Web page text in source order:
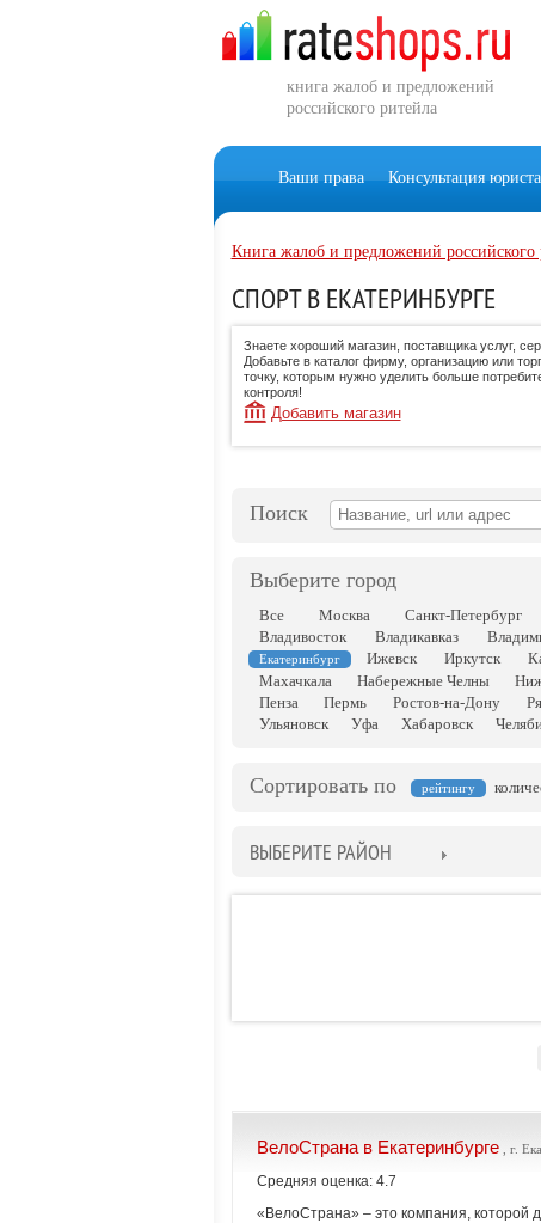
книга жалоб и предложений
российского ритейла
Ваши права Консультация юриста
Книга жалоб и предложений российского
СПОРТ В ЕКАТЕРИНБУРГЕ
Знаете хороший магазин, поставщика услуг,
Добавьте в каталог фирму, организацию или
точку, которым нужно уделить больше
контроля!
Добавить магазин
Поиск
Выберите город
Все Москва Санкт-Петербург
Владивосток
Владикавказ
Екатеринбург Ижевск Иркутск
Махачкала
Набережные Челны
Пенза
Пермь Ростов-на-Дону
Ульяновск
Уфа Хабаровск
Сортировать по рейтингу
ВЫБЕРИТЕ РАЙОН
ВелоСтрана в Екатеринбурге, г.
Средняя оценка: 4.7
«ВелоСтрана» – это компания, которой